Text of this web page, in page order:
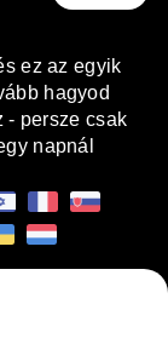
ez az egyik
hagyod
- persze csak
napnál